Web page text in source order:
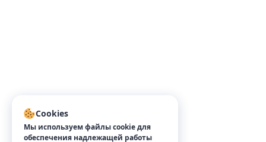
Cookies
Мы используем файлы cookie для
обеспечения надлежащей работы